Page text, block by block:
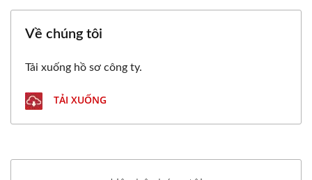
Về chúng tôi
Tải xuống hồ sơ công ty.
TẢI XUỐNG